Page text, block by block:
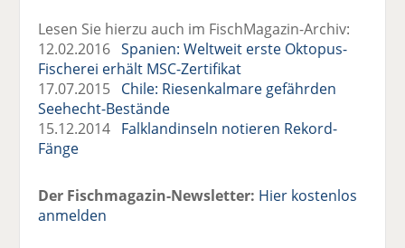
n
n
Lesen Sie hierzu auch im FischMagazin-Archiv:
12.02.2016Spanien: Weltweit erste Oktopus-
Fischerei erhält MSC-Zertifikat
17.07.2015 Chile: Riesenkalmare gefährden
Seehecht-Bestände
15.12.2014 Falklandinseln notieren Rekord-
Fänge
Der Fischmagazin-Newsletter: Hier kostenlos
anmelden